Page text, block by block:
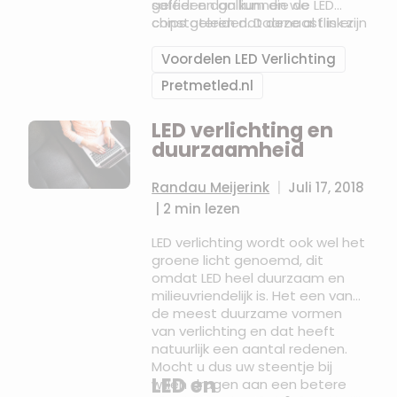
geleden dan kunnen we
constateren dat deze al flink zijn
saffier en gallium die de LED
chips geleiden. Daarnaast is er
ook sprake van andere
materialen zoals aluminium of
chroom voor de behuizing van
ook nog andere kosten die er
voor zorgen dat de prijs tot
Voordelen LED Verlichting
Pretmetled.nl
LED verlichting en
duurzaamheid
Randau Meijerink
Juli 17, 2018
2 min lezen
LED verlichting wordt ook wel het
groene licht genoemd, dit
omdat LED heel duurzaam en
milieuvriendelijk is. Het een van
de meest duurzame vormen
van verlichting en dat heeft
natuurlijk een aantal redenen.
Mocht u dus uw steentje bij
willen dragen aan een betere
LED en